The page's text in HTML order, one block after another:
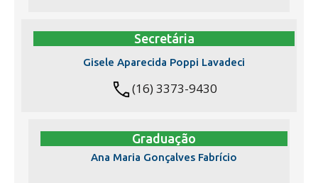
Secretária
Gisele Aparecida Poppi Lavadeci
(16) 3373-9430
Graduação
Ana Maria Gonçalves Fabrício